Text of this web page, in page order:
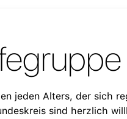
jeden Alters, der sich
sind herzlich